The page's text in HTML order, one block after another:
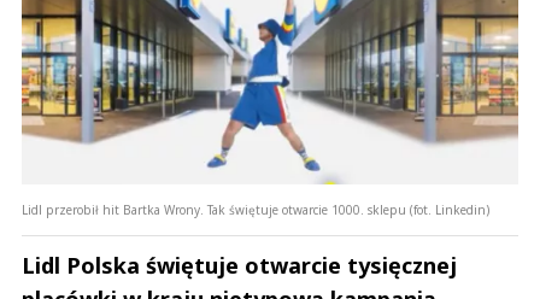
Lidl przerobił hit Bartka Wrony. Tak świętuje otwarcie 1000. sklepu (fot. Linkedin)
Lidl Polska świętuje otwarcie tysięcznej